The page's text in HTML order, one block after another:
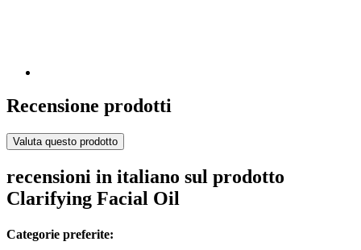
Recensione prodotti
Valuta questo prodotto
recensioni in italiano sul prodotto
Clarifying Facial Oil
Categorie preferite: